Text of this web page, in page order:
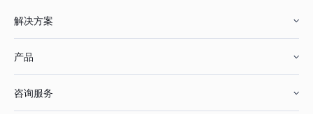
解决方案
产品
咨询服务